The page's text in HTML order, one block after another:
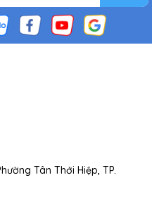
Tân Thới Hiệp, TP.